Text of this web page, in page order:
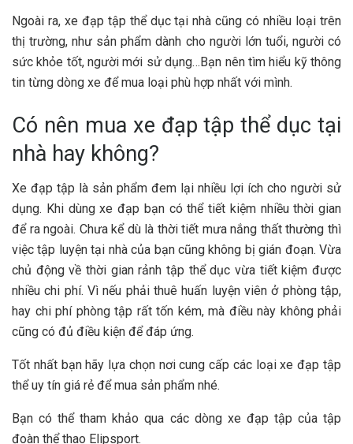
Ngoài ra, xe đạp tập thể dục tại nhà cũng có nhiều loại trên
thị trường, như sản phẩm dành cho người lớn tuổi, người có
sức khỏe tốt, người mới sử dụng…Bạn nên tìm hiểu kỹ thông
tin từng dòng xe để mua loại phù hợp nhất với mình.
Có nên mua xe đạp tập thể dục tại
nhà hay không?
Xe đạp tập là sản phẩm đem lại nhiều lợi ích cho người sử
dụng. Khi dùng xe đạp bạn có thể tiết kiệm nhiều thời gian
để ra ngoài. Chưa kể dù là thời tiết mưa nắng thất thường thì
việc tập luyện tại nhà của bạn cũng không bị gián đoạn. Vừa
chủ động về thời gian rảnh tập thể dục vừa tiết kiệm được
nhiều chi phí. Vì nếu phải thuê huấn luyện viên ở phòng tập,
hay chi phí phòng tập rất tốn kém, mà điều này không phải
cũng có đủ điều kiện để đáp ứng.
Tốt nhất bạn hãy lựa chọn nơi cung cấp các loại xe đạp tập
thể uy tín giá rẻ để mua sản phẩm nhé.
Bạn có thể tham khảo qua các dòng xe đạp tập của tập
đoàn thể thao Elipsport.